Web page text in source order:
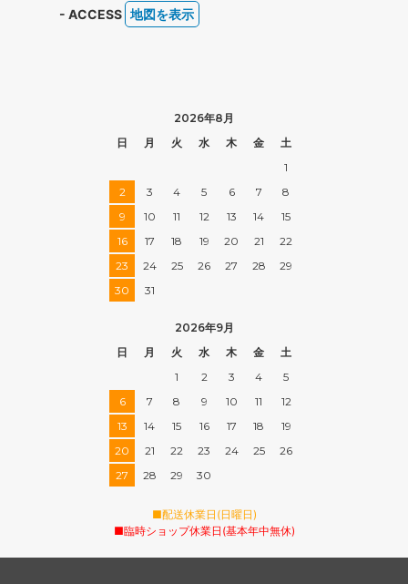
- ACCESS 地図を表示
2026年8月
日
月 火 水 木 金
土
1
2
3 4 5 6 7
8
9
10 11 12 13 14
15
16
17 18 19 20 21
22
23
24 25 26 27 28
29
30
31
2026年9月
日
月 火 水 木 金
土
1
2 3 4
5
6
7 8 9 10 11
12
13
14 15 16 17 18
19
20
21 22 23 24 25
26
27
28 29 30
■配送休業日(日曜日)
■臨時ショップ休業日(基本年中無休)